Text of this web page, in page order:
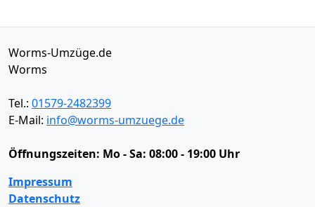
Worms-Umzüge.de
Worms
Tel.: 01579-2482399
E-Mail: info@worms-umzuege.de
Öffnungszeiten: Mo - Sa: 08:00 - 19:00 Uhr
Impressum
Datenschutz